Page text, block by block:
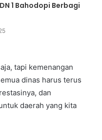
1 Bahodopi Berbagi
tapi kemenangan
dinas harus terus
dan
daerah yang kita